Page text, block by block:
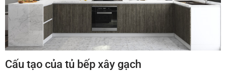
Cấu tạo của tủ bếp xây gạch